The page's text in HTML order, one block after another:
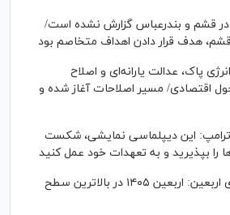
قشم و بندرعباس گزارش نشده است/
هدف قرار دادن اهداف متخاصم بود
پاک، عدالت یارانه‌ای و اصلاح
اقتصادی/ مسیر اصلاحات آغاز شده و
ترامپ: این دیپلماسی نمایشی، شکست
را بپذیرید و به تعهدات خود عمل کنید
رییس ستاد مرکزی اربعین: اربعین ۱۴۰۵ در بالاترین سطح